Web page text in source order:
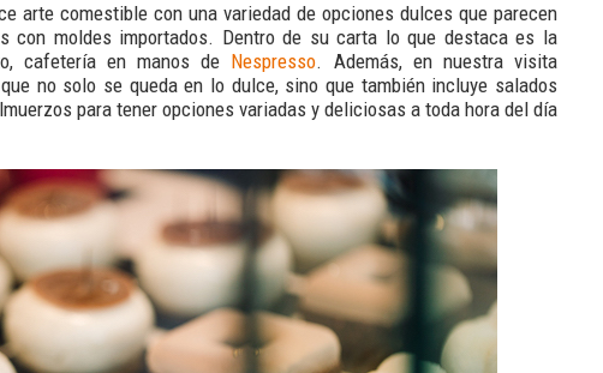
arte comestible con una variedad de opciones dulces que parecen
con moldes importados. Dentro de su carta lo que destaca es la
cafetería en manos de Nespresso. Además, en nuestra visita
no solo se queda en lo dulce, sino que también incluye salados
para tener opciones variadas y deliciosas a toda hora del día